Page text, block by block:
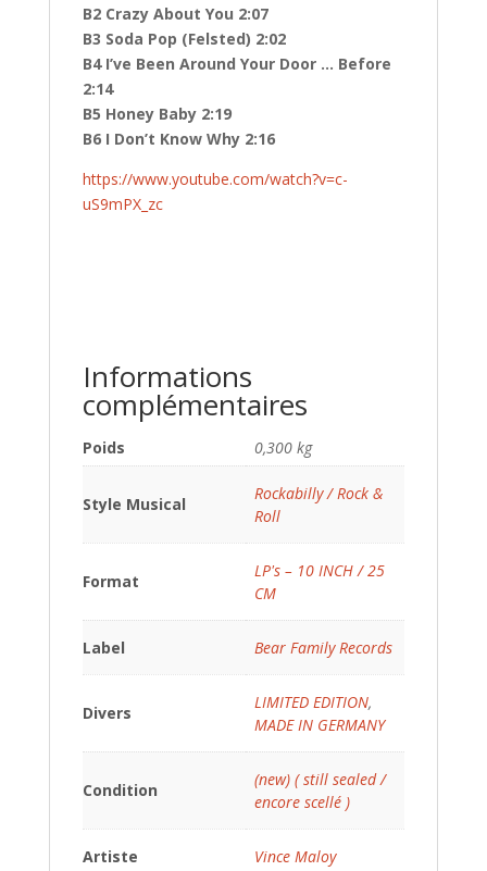
B2 Crazy About You 2:07
B3 Soda Pop (Felsted) 2:02
B4 I’ve Been Around Your Door … Before
2:14
B5 Honey Baby 2:19
B6 I Don’t Know Why 2:16
https://www.youtube.com/watch?v=c-
uS9mPX_zc
Informations
complémentaires
Poids 0,300 kg
Style Musical
Rockabilly / Rock &
Roll
Format
LP's – 10 INCH / 25
CM
Label Bear Family Records
Divers
LIMITED EDITION,
MADE IN GERMANY
Condition
(new) ( still sealed /
encore scellé )
Artiste Vince Maloy